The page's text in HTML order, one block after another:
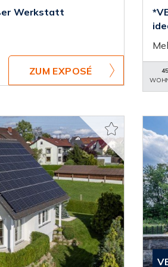
Werkstatt
ZUM EXPOSÉ